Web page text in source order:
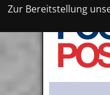
Zur Bereitstellung